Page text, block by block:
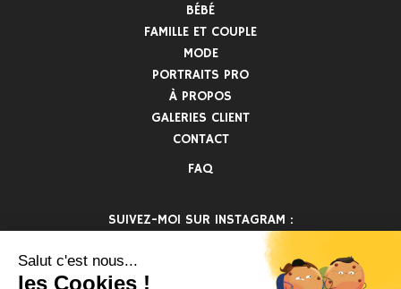
BÉBÉ
FAMILLE ET COUPLE
MODE
PORTRAITS PRO
À PROPOS
GALERIES CLIENT
CONTACT
FAQ
SUIVEZ-MOI SUR INSTAGRAM :
INSTANT.SUBLIME.PHOTOGRAPHE
instant.sublime. instant.sublime.
instant.sublime.